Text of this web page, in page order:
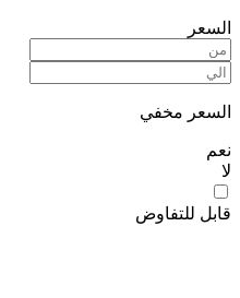
السعر
السعر مخفي
نعم
لا
قابل للتفاوض